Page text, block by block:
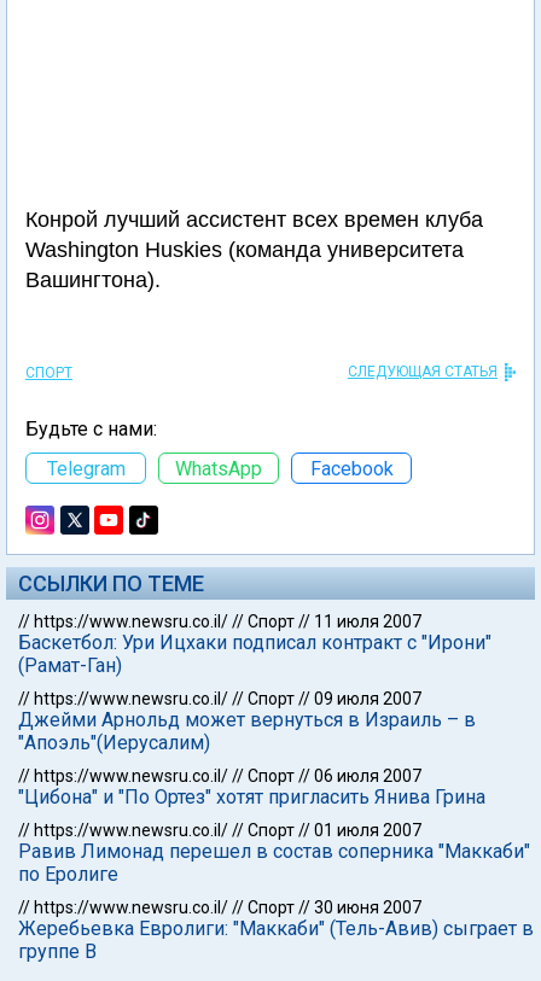
Конрой лучший ассистент всех времен клуба
Washington Huskies (команда университета
Вашингтона).
СПОРТ СЛЕДУЮЩАЯ СТАТЬЯ
Будьте с нами:
Telegram
WhatsApp Facebook
ССЫЛКИ ПО ТЕМЕ
// https://www.newsru.co.il///Спорт// 11 июля 2007
Баскетбол: Ури Ицхаки подписал контракт с "Ирони"
(Рамат-Ган)
// https://www.newsru.co.il///Спорт//09 июля 2007
Джейми Арнольд может вернуться в Израиль – в
"Апоэль"(Иерусалим)
// https://www.newsru.co.il///Спорт//06 июля 2007
"Цибона" и "По Ортез" хотят пригласить Янива Грина
// https://www.newsru.co.il///Спорт//01 июля 2007
Равив Лимонад перешел в состав соперника "Маккаби"
по Еролиге
// https://www.newsru.co.il///Спорт//30 июня 2007
Жеребьевка Евролиги: "Маккаби" (Тель-Авив) сыграет в
группе В